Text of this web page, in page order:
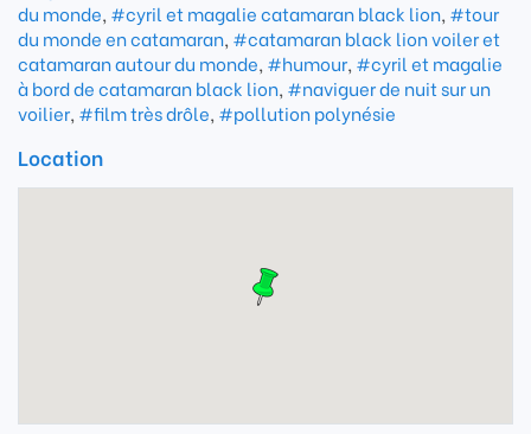
du monde, #cyril et magalie catamaran black lion, #tour
du monde en catamaran, #catamaran black lion voiler et
catamaran autour du monde, #humour, #cyril et magalie
à bord de catamaran black lion, #naviguer de nuit sur un
voilier, #film très drôle, #pollution polynésie
Location